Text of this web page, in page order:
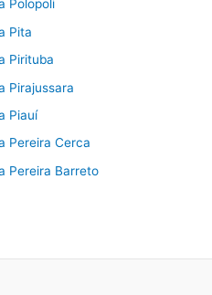
Polopoli
Pita
Pirituba
Pirajussara
Piauí
Pereira Cerca
Pereira Barreto